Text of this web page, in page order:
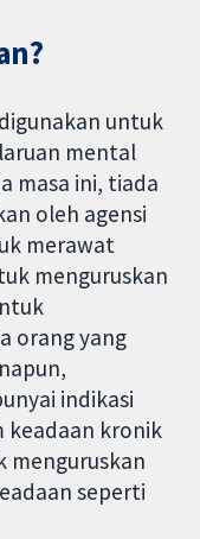
untuk
mental
masa ini, tiada
oleh agensi
merawat
menguruskan
orang yang
indikasi
keadaan kronik
menguruskan
seperti